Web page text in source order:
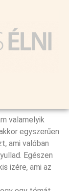
valamelyik
egyszerűen
ami valóban
Egészen
izére, ami az